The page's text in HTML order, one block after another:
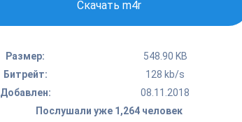
Скачать m4r
Размер:
548.90 KB
Битрейт:
128 kb/s
Добавлен:
08.11.2018
Послушали уже 1,264 человек